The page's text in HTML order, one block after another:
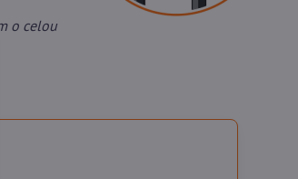
o celou